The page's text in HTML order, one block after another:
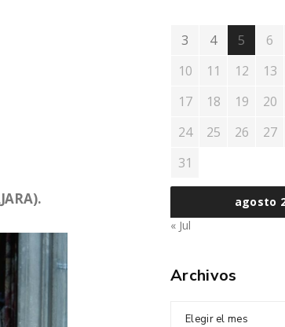
agosto
3
4 5 6
10
11 12 13
17
18 19 20
24
25 26 27
31
« Jul
Archivos
Elegir el mes